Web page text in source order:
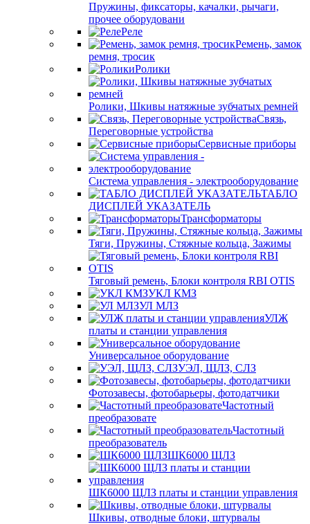
Пружины, фиксаторы, качалки, рычаги,
прочее оборудовани
Реле
Ремень, замок
ремня, тросик
Ролики
Ролики, Шкивы натяжные зубчатых ремней
Связь,
Переговорные устройства
Сервисные приборы
Система управления - электрооборудование
ТАБЛО
ДИСПЛЕЙ УКАЗАТЕЛЬ
Трансформаторы
Тяги, Пружины, Стяжные кольца, Зажимы
Тяговый ремень, Блоки контроля RBI OTIS
УКЛ КМЗ
УЛ МЛЗ
УЛЖ
платы и станции управления
Универсальное оборудование
УЭЛ, ЩЛЗ, СЛЗ
Фотозавесы, фотобарьеры, фотодатчики
Частотный
преобразовате
Частотный
преобразователь
ШК6000 ЩЛЗ
ШК6000 ЩЛЗ платы и станции управления
Шкивы, отводные блоки, штурвалы